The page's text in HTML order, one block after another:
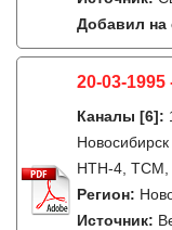
Добавил на
20-03-1995
Каналы [6]:
НТН-4, ТСМ,
Регион:
Источник: